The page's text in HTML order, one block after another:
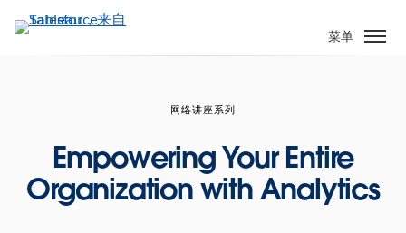
转
菜单
网络讲座系列
Empowering Your Entire
Organization with Analytics